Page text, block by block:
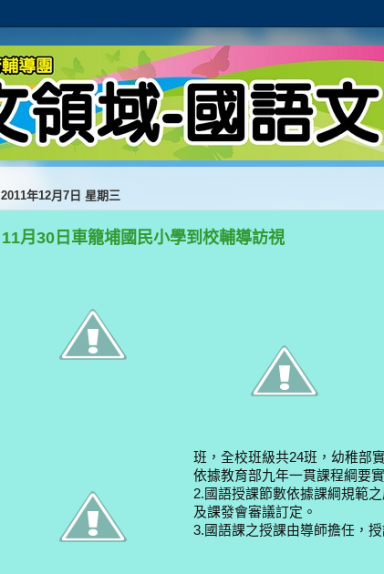
2011年12月7日 星期三
11月30日車籠埔國民小學到校輔導訪視
班，全校班級共24班，幼稚部
依據教育部九年一貫課程綱要
2.國語授課節數依據課綱規範
及課發會審議訂定。
3.國語課之授課由導師擔任，